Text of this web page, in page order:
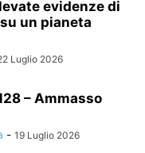
evidenze di
un pianeta
Luglio 2026
– Ammasso
- 19 Luglio 2026